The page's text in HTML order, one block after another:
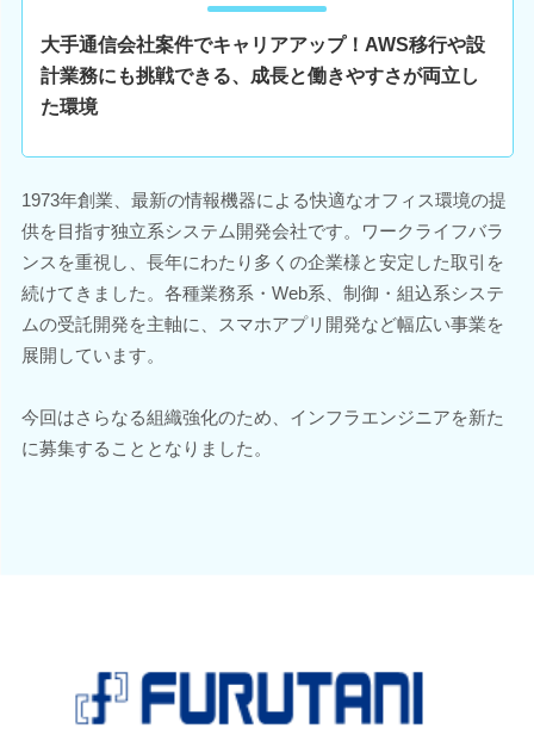
大手通信会社案件でキャリアアップ！AWS移行や設
計業務にも挑戦できる、成長と働きやすさが両立し
た環境
1973年創業、最新の情報機器による快適なオフィス環境の提
供を目指す独立系システム開発会社です。ワークライフバラ
ンスを重視し、長年にわたり多くの企業様と安定した取引を
続けてきました。各種業務系・Web系、制御・組込系システ
ムの受託開発を主軸に、スマホアプリ開発など幅広い事業を
展開しています。
今回はさらなる組織強化のため、インフラエンジニアを新た
に募集することとなりました。